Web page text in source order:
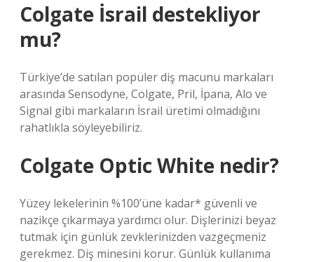
Colgate İsrail destekliyor
mu?
Türkiye’de satılan popüler diş macunu markaları
arasında Sensodyne, Colgate, Pril, İpana, Alo ve
Signal gibi markaların İsrail üretimi olmadığını
rahatlıkla söyleyebiliriz.
Colgate Optic White nedir?
Yüzey lekelerinin %100’üne kadar* güvenli ve
nazikçe çıkarmaya yardımcı olur. Dişlerinizi beyaz
tutmak için günlük zevklerinizden vazgeçmeniz
gerekmez. Diş minesini korur. Günlük kullanıma